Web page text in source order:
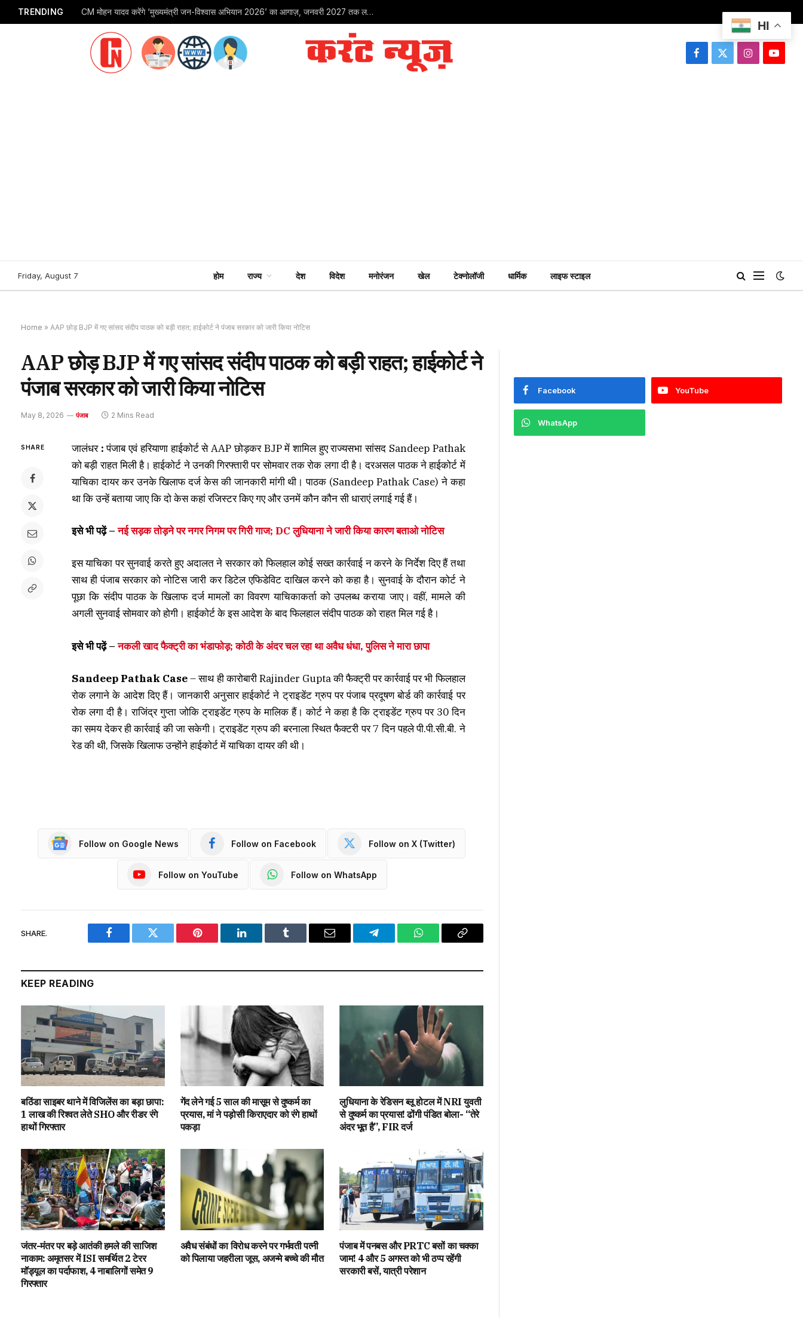
TRENDING CM मोहन यादव करेंगे ‘मुख्यमंत्री जन-विश्वास अभियान 2026’ का आगाज़, जनवरी 2027 तक लगेंगे समाधान शिविर
Facebook
X
Instagram
Friday, August 7 होम राज्य देश विदेश मनोरंजन खेल टेक्नोलॉजी धार्मिक लाइफ स्टाइल
Home » AAP छोड़ BJP में गए सांसद संदीप पाठक को बड़ी राहत; हाईकोर्ट ने पंजाब सरकार को जारी किया नोटिस
AAP छोड़ BJP में गए सांसद संदीप पाठक को बड़ी राहत; हाईकोर्ट ने
पंजाब सरकार को जारी किया नोटिस
May 8, 2026 पंजाब 2 Mins Read
SHARE जालंधर :पंजाब एवं हरियाणा हाईकोर्ट से AAP छोड़कर BJP में शामिल हुए राज्यसभा सांसद Sandeep Pathak
को बड़ी राहत मिली है। हाईकोर्ट ने उनकी गिरफ्तारी पर सोमवार तक रोक लगा दी है। दरअसल पाठक ने हाईकोर्ट में
याचिका दायर कर उनके खिलाफ दर्ज केस की जानकारी मांगी थी। पाठक (Sandeep Pathak Case) ने कहा
था कि उन्हें बताया जाए कि दो केस कहां रजिस्टर किए गए और उनमें कौन कौन सी धाराएं लगाई गई हैं।
इसे भी पढ़ें –नई सड़क तोड़ने पर नगर निगम पर गिरी गाज; DC लुधियाना ने जारी किया कारण बताओ नोटिस
इस याचिका पर सुनवाई करते हुए अदालत ने सरकार को फिलहाल कोई सख्त कार्रवाई न करने के निर्देश दिए हैं तथा
साथ ही पंजाब सरकार को नोटिस जारी कर डिटेल एफिडेविट दाखिल करने को कहा है। सुनवाई के दौरान कोर्ट ने
पूछा कि संदीप पाठक के खिलाफ दर्ज मामलों का विवरण याचिकाकर्ता को उपलब्ध कराया जाए। वहीं, मामले की
अगली सुनवाई सोमवार को होगी। हाईकोर्ट के इस आदेश के बाद फिलहाल संदीप पाठक को राहत मिल गई है।
इसे भी पढ़ें –नकली खाद फैक्ट्री का भंडाफोड़; कोठी के अंदर चल रहा था अवैध धंधा, पुलिस ने मारा छापा
Sandeep Pathak Case– साथ ही कारोबारी Rajinder Gupta की फैक्ट्री पर कार्रवाई पर भी फिलहाल
रोक लगाने के आदेश दिए हैं। जानकारी अनुसार हाईकोर्ट ने ट्राइडेंट ग्रुप पर पंजाब प्रदूषण बोर्ड की कार्रवाई पर
रोक लगा दी है। राजिंद्र गुप्ता जोकि ट्राइडेंट ग्रुप के मालिक हैं। कोर्ट ने कहा है कि ट्राइडेंट ग्रुप पर 30 दिन
का समय देकर ही कार्रवाई की जा सकेगी। ट्राइडेंट ग्रुप की बरनाला स्थित फैक्टरी पर 7 दिन पहले पी.पी.सी.बी. ने
रेड की थी, जिसके खिलाफ उन्होंने हाईकोर्ट में याचिका दायर की थी।
Follow on Google News Follow on Facebook Follow on X (Twitter)
Follow on YouTube Follow on WhatsApp
SHARE.
Facebook Twitter Pinterest LinkedIn Tumblr Email Telegram WhatsAppCopy
KEEP READING
बठिंडा साइबर थाने में विजिलेंस का बड़ा छापा:
1 लाख की रिश्वत लेते SHO और रीडर रंगे
हाथों गिरफ्तार
गेंद लेने गई 5 साल की मासूम से दुष्कर्म का
प्रयास, मां ने पड़ोसी किराएदार को रंगे हाथों
पकड़ा
लुधियाना के रेडिसन ब्लू होटल में NRI युवती
से दुष्कर्म का प्रयास! ढोंगी पंडित बोला- “तेरे
अंदर भूत है”, FIR दर्ज
जंतर-मंतर पर बड़े आतंकी हमले की साजिश
नाकाम: अमृतसर में ISI समर्थित 2 टेरर
मॉड्यूल का पर्दाफाश, 4 नाबालिगों समेत 9
गिरफ्तार
अवैध संबंधों का विरोध करने पर गर्भवती पत्नी
को पिलाया जहरीला जूस, अजन्मे बच्चे की मौत
पंजाब में पनबस और PRTC बसों का चक्का
जाम! 4 और 5 अगस्त को भी ठप्प रहेंगी
सरकारी बसें, यात्री परेशान
Facebook YouTube
WhatsApp
HI